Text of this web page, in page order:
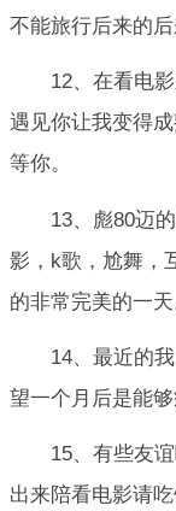
不能旅行后来的后
12、在看电
遇见你让我变得
等你。
13、彪80迈
影，k歌，尬舞，
的非常完美的一天
14、最近的
望一个月后是能够
15、有些友
出来陪看电影请吃